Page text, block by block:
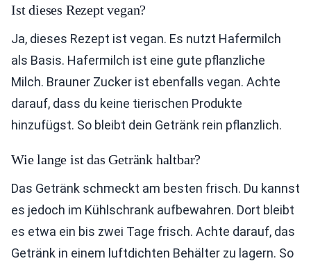
Ist dieses Rezept vegan?
Ja, dieses Rezept ist vegan. Es nutzt Hafermilch
als Basis. Hafermilch ist eine gute pflanzliche
Milch. Brauner Zucker ist ebenfalls vegan. Achte
darauf, dass du keine tierischen Produkte
hinzufügst. So bleibt dein Getränk rein pflanzlich.
Wie lange ist das Getränk haltbar?
Das Getränk schmeckt am besten frisch. Du kannst
es jedoch im Kühlschrank aufbewahren. Dort bleibt
es etwa ein bis zwei Tage frisch. Achte darauf, das
Getränk in einem luftdichten Behälter zu lagern. So